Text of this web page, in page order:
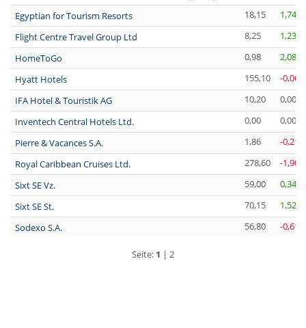
Egyptian for Tourism Resorts
18,15
1,74 %
Flight Centre Travel Group Ltd
8,25
1,23 %
HomeToGo
0,98
2,08 %
Hyatt Hotels
155,10
-0,06
IFA Hotel & Touristik AG
10,20
0,00 %
Inventech Central Hotels Ltd.
0,00
0,00 %
Pierre & Vacances S.A.
1,86
-0,21
Royal Caribbean Cruises Ltd.
278,60
-1,90
Sixt SE Vz.
59,00
0,34 %
Sixt SE St.
70,15
1,52 %
Sodexo S.A.
56,80 -0,61
Seite: 1 | 2